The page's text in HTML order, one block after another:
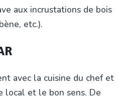
aux incrustations de bois
etc.).
avec la cuisine du chef et
local et le bon sens. De